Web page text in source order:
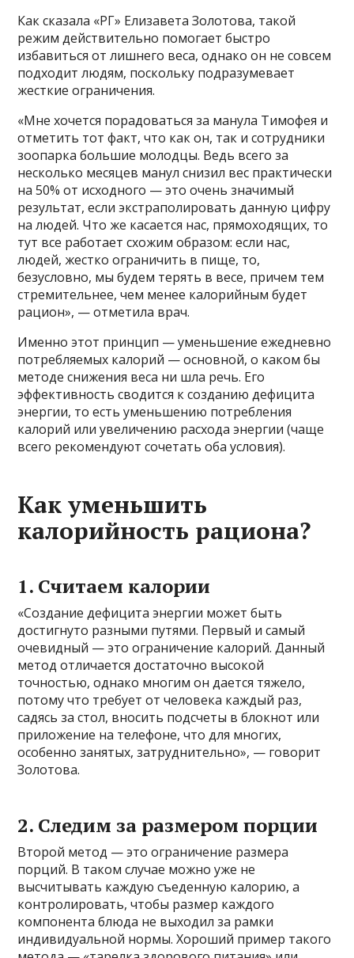
Как сказала «РГ» Елизавета Золотова, такой
режим действительно помогает быстро
избавиться от лишнего веса, однако он не совсем
подходит людям, поскольку подразумевает
жесткие ограничения.
«Мне хочется порадоваться за манула Тимофея и
отметить тот факт, что как он, так и сотрудники
зоопарка большие молодцы. Ведь всего за
несколько месяцев манул снизил вес практически
на 50% от исходного — это очень значимый
результат, если экстраполировать данную цифру
на людей. Что же касается нас, прямоходящих, то
тут все работает схожим образом: если нас,
людей, жестко ограничить в пище, то,
безусловно, мы будем терять в весе, причем тем
стремительнее, чем менее калорийным будет
рацион», — отметила врач.
Именно этот принцип — уменьшение ежедневно
потребляемых калорий — основной, о каком бы
методе снижения веса ни шла речь. Его
эффективность сводится к созданию дефицита
энергии, то есть уменьшению потребления
калорий или увеличению расхода энергии (чаще
всего рекомендуют сочетать оба условия).
Как уменьшить
калорийность рациона?
1. Считаем калории
«Создание дефицита энергии может быть
достигнуто разными путями. Первый и самый
очевидный — это ограничение калорий. Данный
метод отличается достаточно высокой
точностью, однако многим он дается тяжело,
потому что требует от человека каждый раз,
садясь за стол, вносить подсчеты в блокнот или
приложение на телефоне, что для многих,
особенно занятых, затруднительно», — говорит
Золотова.
2. Следим за размером порции
Второй метод — это ограничение размера
порций. В таком случае можно уже не
высчитывать каждую съеденную калорию, а
контролировать, чтобы размер каждого
компонента блюда не выходил за рамки
индивидуальной нормы. Хороший пример такого